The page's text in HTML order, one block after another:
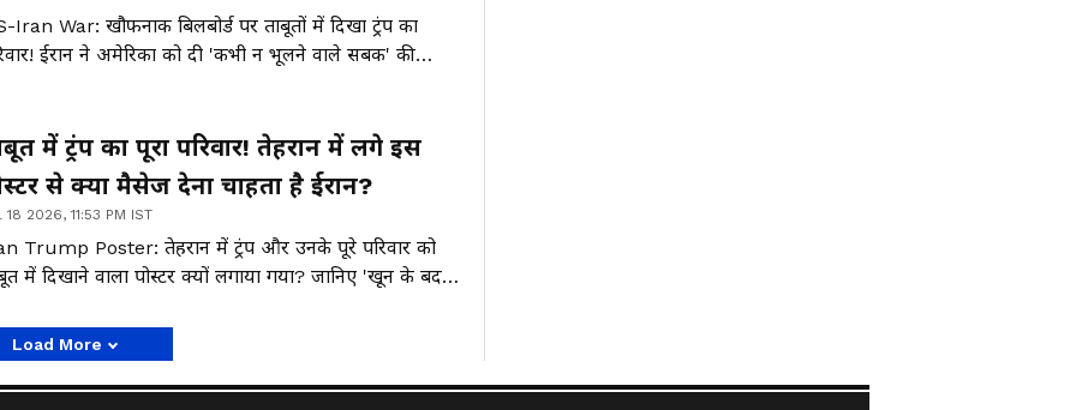
Iran War: खौफनाक बिलबोर्ड पर ताबूतों में दिखा ट्रंप का
ईरान ने अमेरिका को दी 'कभी न भूलने वाले सबक' की
में ट्रंप का पूरा परिवार! तेहरान में लगे इस
से क्या मैसेज देना चाहता है ईरान?
18 2026, 11:53 PM IST
Trump Poster: तेहरान में ट्रंप और उनके पूरे परिवार को
में दिखाने वाला पोस्टर क्यों लगाया गया? जानिए 'खून के बदले
Load More